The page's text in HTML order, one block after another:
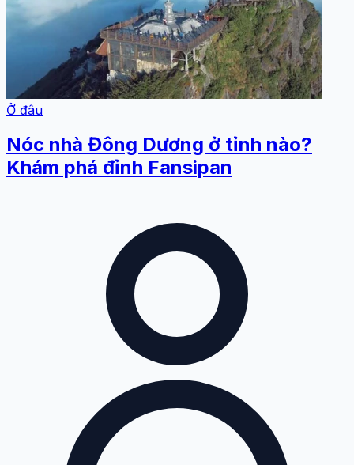
Ở đâu
Nóc nhà Đông Dương ở tỉnh nào?
Khám phá đỉnh Fansipan